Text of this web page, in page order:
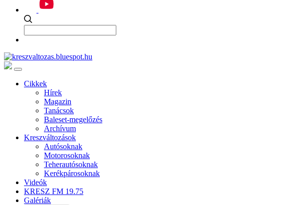
Cikkek
Hírek
Magazin
Tanácsok
Baleset-megelőzés
Archívum
Kreszváltozások
Autósoknak
Motorosoknak
Teherautósoknak
Kerékpárosoknak
Videók
KRESZ FM 19.75
Galériák